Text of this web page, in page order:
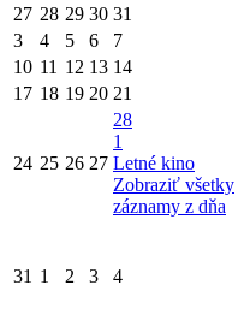
27 28 29 30 31
3
4 5 6 7
10 11 12 13 14
17 18 19 20 21
24 25 26 27
28
1
Letné kino
Zobraziť všetky
záznamy z dňa
31 1 2 3 4